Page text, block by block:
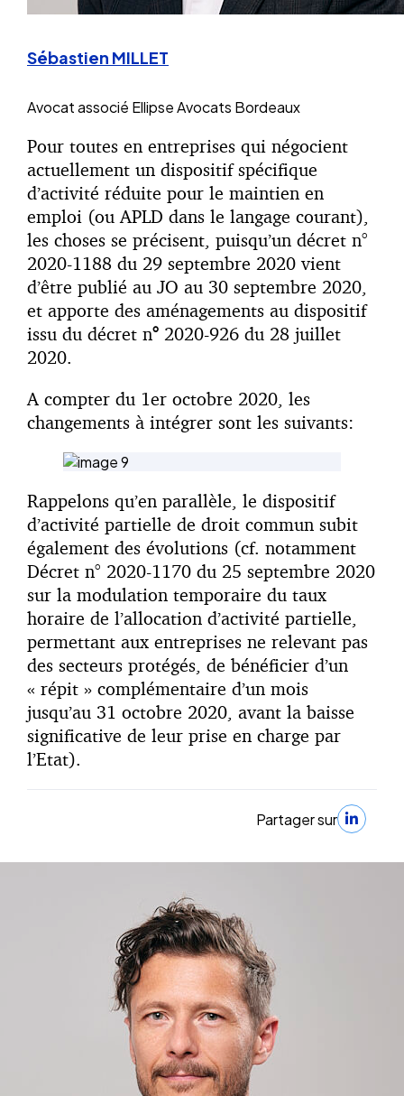
Sébastien MILLET
Avocat associé Ellipse Avocats Bordeaux
Pour toutes en entreprises qui négocient
actuellement un dispositif spécifique
d’activité réduite pour le maintien en
emploi (ou APLD dans le langage courant),
les choses se précisent, puisqu’un décret n°
2020-1188 du 29 septembre 2020 vient
d’être publié au JO au 30 septembre 2020,
et apporte des aménagements au dispositif
issu du décret n° 2020-926 du 28 juillet
2020.
A compter du 1er octobre 2020, les
changements à intégrer sont les suivants:
Rappelons qu’en parallèle, le dispositif
d’activité partielle de droit commun subit
également des évolutions (cf. notamment
Décret n° 2020-1170 du 25 septembre 2020
sur la modulation temporaire du taux
horaire de l’allocation d’activité partielle,
permettant aux entreprises ne relevant pas
des secteurs protégés, de bénéficier d’un
« répit » complémentaire d’un mois
jusqu’au 31 octobre 2020, avant la baisse
significative de leur prise en charge par
l’Etat).
Partager sur